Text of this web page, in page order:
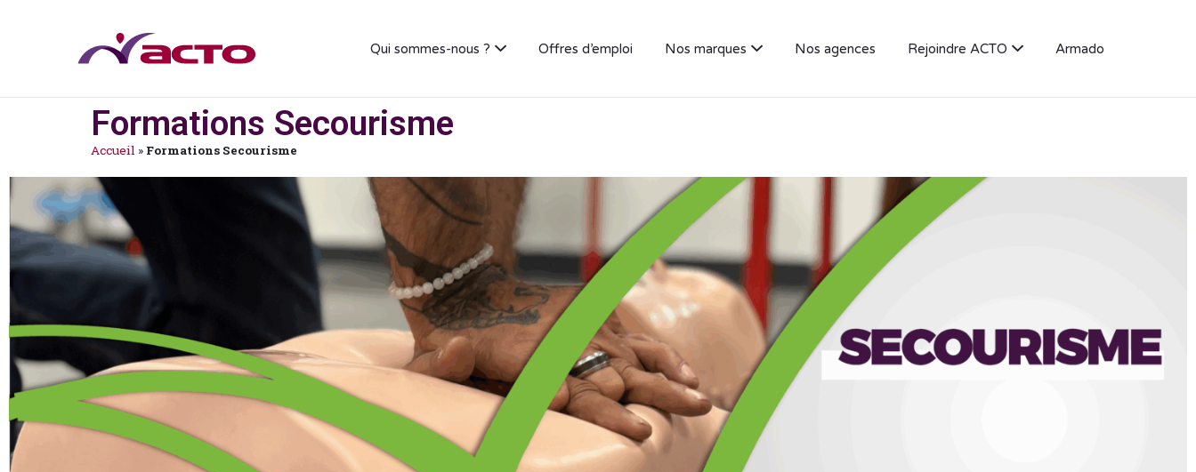
Qui sommes-nous ? Offres d’emploi Nos marques Nos agences Rejoindre ACTO Armado
Formations Secourisme
Accueil » Formations Secourisme